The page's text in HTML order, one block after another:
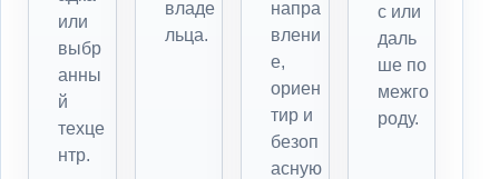
или
выбр
анны
й
техце
нтр.
владе
льца.
напра
влени
е,
ориен
тир и
безоп
асную
с или
даль
ше по
межго
роду.